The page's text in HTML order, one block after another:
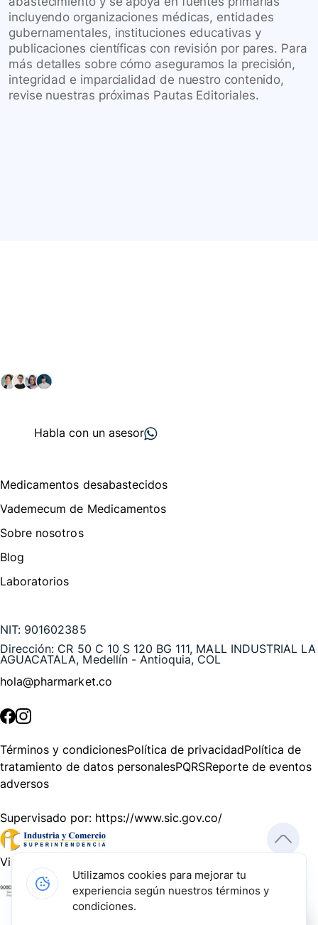
incluyendo organizaciones médicas, entidades
gubernamentales, instituciones educativas y
publicaciones científicas con revisión por pares. Para
más detalles sobre cómo aseguramos la precisión,
integridad e imparcialidad de nuestro contenido,
revise nuestras próximas Pautas Editoriales.
Habla con un asesor
Medicamentos desabastecidos
Vademecum de Medicamentos
Sobre nosotros
Blog
Laboratorios
NIT: 901602385
Dirección: CR 50 C 10 S 120 BG 111, MALL INDUSTRIAL LA
AGUACATALA, Medellín - Antioquia, COL
hola@pharmarket.co
Términos y condicionesPolítica de privacidadPolítica de
tratamiento de datos personalesPQRSReporte de eventos
adversos
Supervisado por: https://www.sic.gov.co/
Vigilado por:
Gracias a nuestros impulsadores, podemos presentarte la
Utilizamos cookies para mejorar tu
experiencia según nuestros términos y
condiciones.